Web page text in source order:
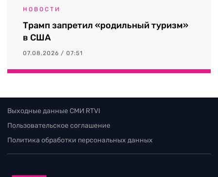
НОВОСТИ
Трамп запретил «родильный туризм»
в США
07.08.2026 / 07:51
Выходные данные СМИ RTVI
Пользовательское соглашение
Политика обработки персональных данных